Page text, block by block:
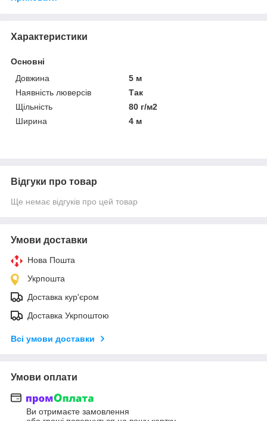
Характеристики
Основні
Довжина
5 м
Наявність люверсів
Так
Щільність
80 г/м2
Ширина
4 м
Відгуки про товар
Ще немає відгуків про цей товар
Умови доставки
Нова Пошта
Укрпошта
Доставка кур'єром
Доставка Укрпоштою
Всі умови доставки
Умови оплати
Ви отримаєте замовлення